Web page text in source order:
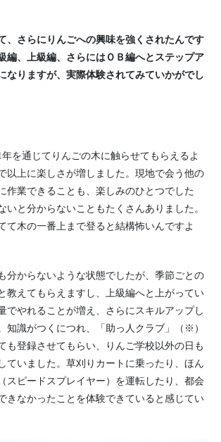
、さらにりんごへの興味を強くされたんです
編、上級編、さらにはＯＢ編へとステップア
なりますが、実際体験されてみていかがでし
を通じてりんごの木に触らせてもらえるよ
以上に楽しさが増しました。現地で会う他の
作業できることも、楽しみのひとつでした
いと分からないこともたくさんありました。
て木の一番上まで登ると結構怖いんですよ
分からないような状態でしたが、季節ごとの
教えてもらえますし、上級編へと上がってい
でやれることが増え、さらにスキルアップし
知識がつくにつれ、「助っ人クラブ」（※）
も登録させてもらい、りんご学校以外の日も
ていました。草刈りカートに乗ったり、ほん
スピードスプレイヤー）を運転したり、都会
きなかったことを体験できていると感じてい